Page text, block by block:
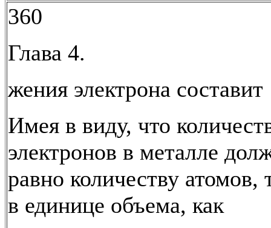
360
Глава 4.
жения электрона
Имея в виду, что
электронов в металле
равно количеству атомов,
в единице объема, как